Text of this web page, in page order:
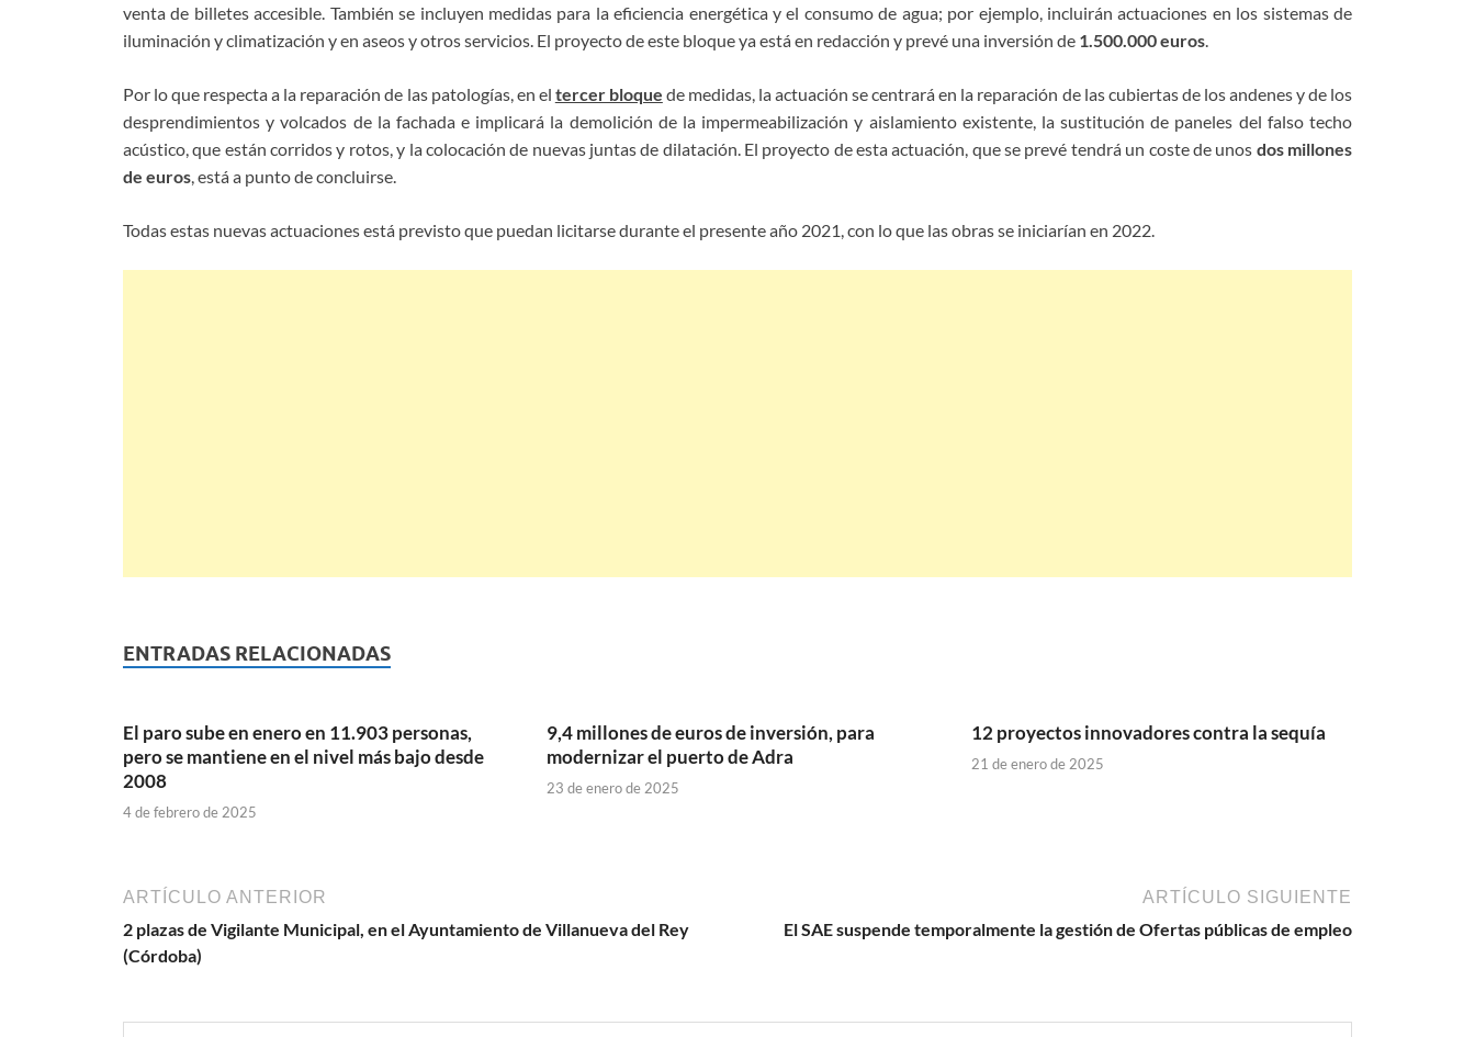
venta de billetes accesible. También se incluyen medidas para la eficiencia energética y el consumo de agua; por ejemplo, incluirán actuaciones en los sistemas de
iluminación y climatización y en aseos y otros servicios. El proyecto de este bloque ya está en redacción y prevé una inversión de 1.500.000 euros
Por lo que respecta a la reparación de las patologías, en el tercer bloque de medidas, la actuación se centrará en la reparación de las cubiertas de los andenes y de los
desprendimientos y volcados de la fachada e implicará la demolición de la impermeabilización y aislamiento existente, la sustitución de paneles del falso techo
acústico, que están corridos y rotos, y la colocación de nuevas juntas de dilatación. El proyecto de esta actuación, que se prevé tendrá un coste de unos dos millones
de euros , está a punto de concluirse.
Todas estas nuevas actuaciones está previsto que puedan licitarse durante el presente año 2021, con lo que las obras se iniciarían en 2022.
ENTRADAS RELACIONADAS
El paro sube en enero en 11.903 personas,
pero se mantiene en el nivel más bajo desde
2008
4 de febrero de 2025
9,4 millones de euros de inversión, para
modernizar el puerto de Adra
23 de enero de 2025
12 proyectos innovadores contra la sequía
21 de enero de 2025
ARTÍCULO ANTERIOR
2 plazas de Vigilante Municipal, en el Ayuntamiento de Villanueva del Rey
(Córdoba)
ARTÍCULO SIGUIENTE
El SAE suspende temporalmente la gestión de Ofertas públicas de empleo